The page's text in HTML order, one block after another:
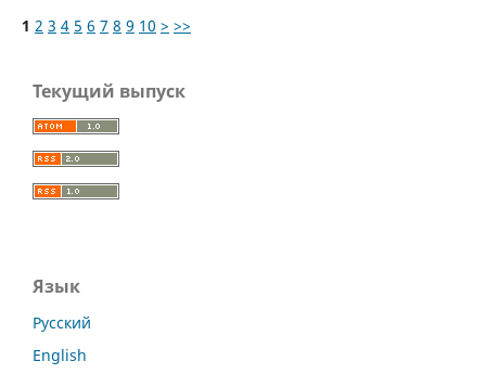
1 2 3 4 5 6 7 8 9 10 > >>
Текущий выпуск
Язык
Русский
English